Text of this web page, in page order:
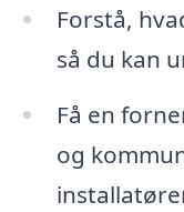
Forstå,
så du kan
Få en
og